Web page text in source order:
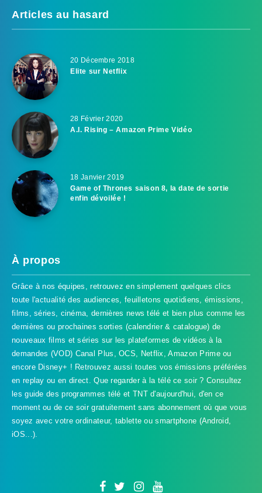
Articles au hasard
20 Décembre 2018
Elite sur Netflix
28 Février 2020
A.I. Rising – Amazon Prime Vidéo
18 Janvier 2019
Game of Thrones saison 8, la date de sortie
enfin dévoilée !
À propos
Grâce à nos équipes, retrouvez en simplement quelques clics
toute l'actualité des audiences, feuilletons quotidiens, émissions,
films, séries, cinéma, dernières news télé et bien plus comme les
dernières ou prochaines sorties (calendrier & catalogue) de
nouveaux films et séries sur les plateformes de vidéos à la
demandes (VOD) Canal Plus, OCS, Netflix, Amazon Prime ou
encore Disney+ ! Retrouvez aussi toutes vos émissions préférées
en replay ou en direct. Que regarder à la télé ce soir ? Consultez
les guide des programmes télé et TNT d'aujourd'hui, d'en ce
moment ou de ce soir gratuitement sans abonnement où que vous
soyez avec votre ordinateur, tablette ou smartphone (Android,
iOS...).
TVProgramme respecte votre vie
TVProgramme utilise des Cookies dans le but de traiter